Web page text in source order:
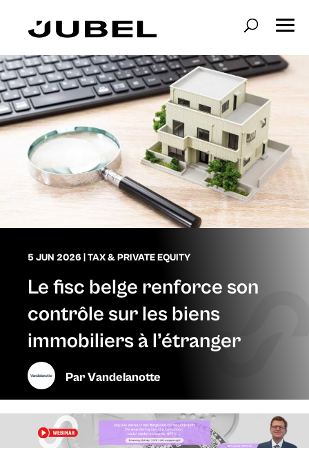
5 JUN 2026 TAX & PRIVATE EQUITY
Le fisc belge renforce son
contrôle sur les biens
immobiliers à l’étranger
ParVandelanotte